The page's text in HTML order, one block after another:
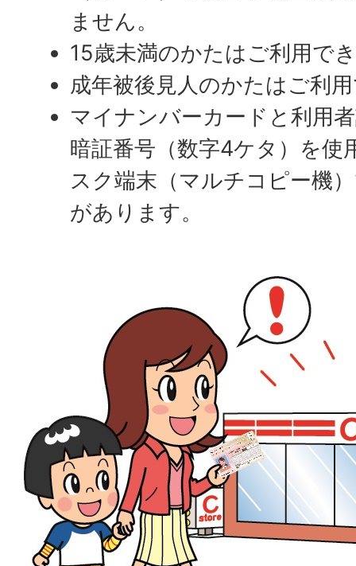
ません。
15歳未満のかたはご利用で
成年被後見人のかたはご利
マイナンバーカードと利用
暗証番号（数字4ケタ）を使
スク端末（マルチコピー機
があります。